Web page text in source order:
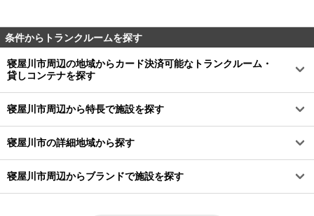
条件からトランクルームを探す
寝屋川市周辺の地域からカード決済可能なトランクルーム・
貸しコンテナを探す
寝屋川市周辺から特長で施設を探す
寝屋川市の詳細地域から探す
寝屋川市周辺からブランドで施設を探す